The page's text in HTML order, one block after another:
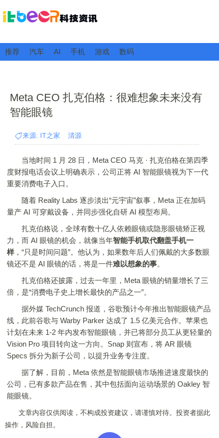
推荐 汽车 AI 手机 游戏 数码
Meta CEO 扎克伯格：很难想象未来没有
智能眼镜
来源: IT之家 清源
当地时间 1 月 28 日，Meta CEO 马克 · 扎克伯格在第四季
度财报电话会议上明确表示，公司正将 AI 智能眼镜视为下一代
重要消费电子入口。
随着 Reality Labs 逐步淡出“元宇宙”叙事，Meta 正在加码
量产 AI 可穿戴设备，并同步强化自研 AI 模型布局。
扎克伯格说，全球有数十亿人依赖眼镜或隐形眼镜矫正视
力，而 AI 眼镜的机会，就像当年智能手机取代翻盖手机一
样 ，“只是时间问题”。他认为，如果数年后人们佩戴的大多数眼
镜还不是 AI 眼镜的话，将是一件难以想象的事。
扎克伯格还披露，过去一年里，Meta 眼镜的销量增长了三
倍，是“消费电子史上增长最快的产品之一”。
据外媒 TechCrunch 报道，谷歌预计今年推出智能眼镜产品
线，此前谷歌与 Warby Parker 达成了 1.5 亿美元合作。苹果也
计划在未来 1-2 年内发布智能眼镜，并已将部分员工从更轻量的
Vision Pro 项目转向这一方向。Snap 则宣布，将 AR 眼镜
Specs 拆分为新子公司，以提升业务专注度。
据了解，目前，Meta 依然是智能眼镜市场推进速度最快的
公司，已有多款产品在售，其中包括面向运动场景的 Oakley 智
能眼镜。
文章内容仅供阅读，不构成投资建议，请谨慎对待。投资者据此
操作，风险自担。